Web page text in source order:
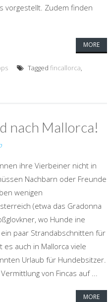
vorgestellt. Zudem finden
MORE
Tagged fincallorca,
nach Mallorca!
ihre Vierbeiner nicht in
Nachbarn oder Freunde
wenigen
(etwa das Gradonna
wo Hunde ine
paar Strandabschnitten für
auch in Mallorca viele
Urlaub für Hundebsitzer.
von Fincas auf ...
MORE